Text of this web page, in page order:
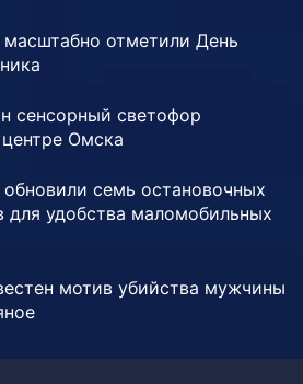
отметили День
сенсорный светофор
Омска
семь остановочных
для удобства маломобильных
мотив убийства мужчины